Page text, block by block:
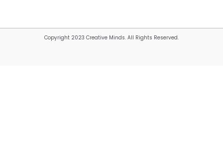
Copyright 2023 Creative Minds. All Rights Reserved.